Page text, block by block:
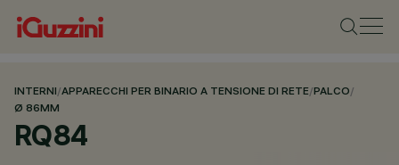
INTERNI/APPARECCHI PER BINARIO A TENSIONE DI RETE/PALCO/
Ø 86MM
RQ84